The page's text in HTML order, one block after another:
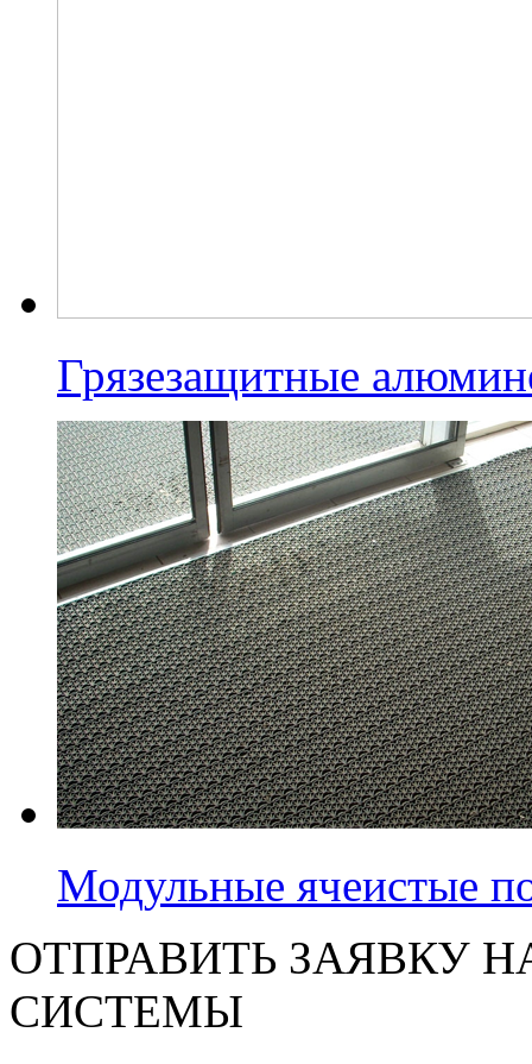
Грязезащитные
Модульные ячеистые
ОТПРАВИТЬ ЗАЯВКУ
СИСТЕМЫ